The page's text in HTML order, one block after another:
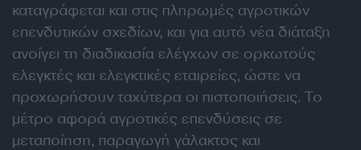
καταγράφεται και στις πληρωμές αγροτικών
επενδυτικών σχεδίων, και για αυτό νέα διάταξη
ανοίγει τη διαδικασία ελέγχων σε ορκωτούς
ελεγκτές και ελεγκτικές εταιρείες, ώστε να
προχωρήσουν ταχύτερα οι πιστοποιήσεις. Το
μέτρο αφορά αγροτικές επενδύσεις σε
μεταποίηση, παραγωγή γάλακτος και